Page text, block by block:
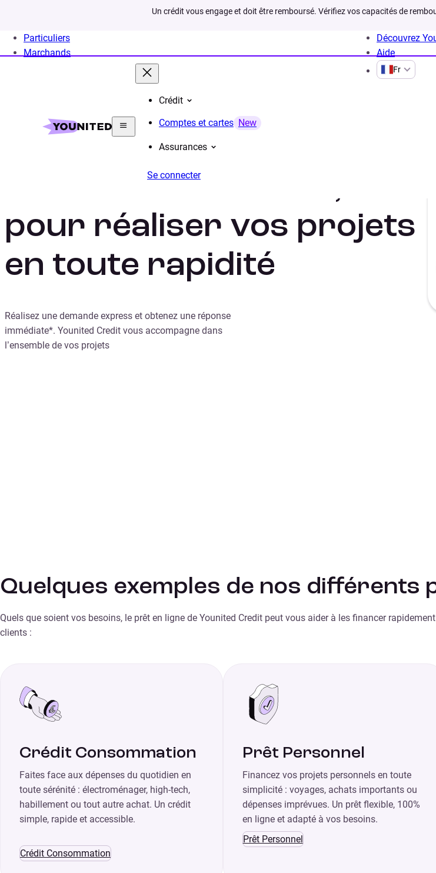
Un crédit vous engage et doit être remboursé. Vérifiez vos capacités de
Particuliers
Marchands
Découvrez
Aide
Fr
Crédit
Comptes et cartes New
Assurances
Se connecter
Home
Nos offres de crédit,
pour réaliser vos projets
en toute rapidité
Réalisez une demande express et obtenez une réponse
immédiate*. Younited Credit vous accompagne dans
l’ensemble de vos projets
Quelques exemples de nos différents
Quels que soient vos besoins, le prêt en ligne de Younited Credit peut vous aider à les financer
clients :
Crédit Consommation
Faites face aux dépenses du quotidien en
toute sérénité : électroménager, high-tech,
habillement ou tout autre achat. Un crédit
simple, rapide et accessible.
Crédit Consommation
Prêt Personnel
Financez vos projets personnels en toute
simplicité : voyages, achats importants ou
dépenses imprévues. Un prêt flexible, 100%
en ligne et adapté à vos besoins.
Prêt Personnel